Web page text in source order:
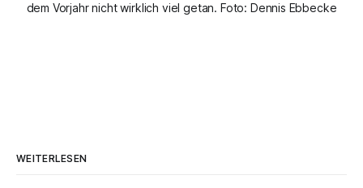
dem Vorjahr nicht wirklich viel getan. Foto: Dennis Ebbecke
WEITERLESEN